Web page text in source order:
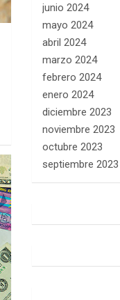
junio 2024
mayo 2024
abril 2024
marzo 2024
febrero 2024
enero 2024
diciembre 2023
noviembre 2023
octubre 2023
septiembre 2023